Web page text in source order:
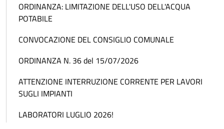
ORDINANZA: LIMITAZIONE DELL'USO DELL'ACQUA
POTABILE
CONVOCAZIONE DEL CONSIGLIO COMUNALE
ORDINANZA N. 36 del 15/07/2026
ATTENZIONE INTERRUZIONE CORRENTE PER LAVORI
SUGLI IMPIANTI
LABORATORI LUGLIO 2026!